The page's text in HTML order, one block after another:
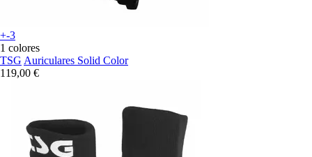
+-3
1 colores
TSG Auriculares Solid Color
119,00 €